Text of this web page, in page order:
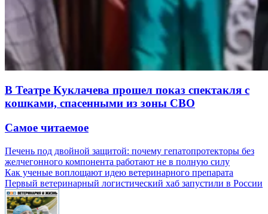
В Театре Куклачева прошел показ спектакля с
кошками, спасенными из зоны СВО
Самое читаемое
Печень под двойной защитой: почему гепатопротекторы без
желчегонного компонента работают не в полную силу
Как ученые воплощают идею ветеринарного препарата
Первый ветеринарный логистический хаб запустили в России